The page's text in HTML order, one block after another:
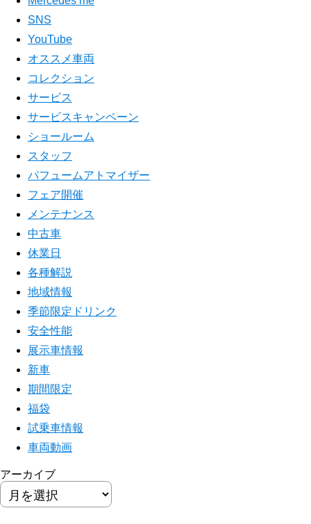
SNS
YouTube
オススメ車両
コレクション
サービス
サービスキャンペーン
ショールーム
スタッフ
パフュームアトマイザー
フェア開催
メンテナンス
中古車
休業日
各種解説
地域情報
季節限定ドリンク
安全性能
展示車情報
新車
期間限定
福袋
試乗車情報
車両動画
アーカイブ